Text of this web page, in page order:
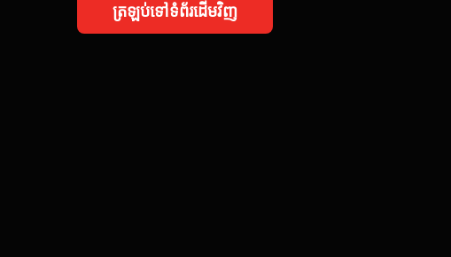
ត្រឡប់ទៅទំព័រដើមវិញ